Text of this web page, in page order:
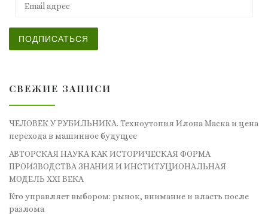
ПОДПИСАТЬСЯ
СВЕЖИЕ ЗАПИСИ
ЧЕЛОВЕК У РУБИЛЬНИКА. Техноутопия Илона Маска и цена
перехода в машинное будущее
АВТОРСКАЯ НАУКА КАК ИСТОРИЧЕСКАЯ ФОРМА
ПРОИЗВОДСТВА ЗНАНИЯ И ИНСТИТУЦИОНАЛЬНАЯ
МОДЕЛЬ XXI ВЕКА
Кто управляет выбором: рынок, внимание и власть после
разлома